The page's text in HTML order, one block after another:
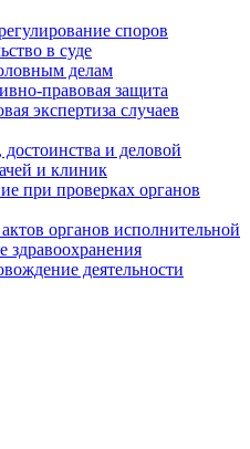
споров
в суде
делам
правовая защита
экспертиза случаев
и деловой
и клиник
при проверках органов
органов исполнительной
здравоохранения
деятельности